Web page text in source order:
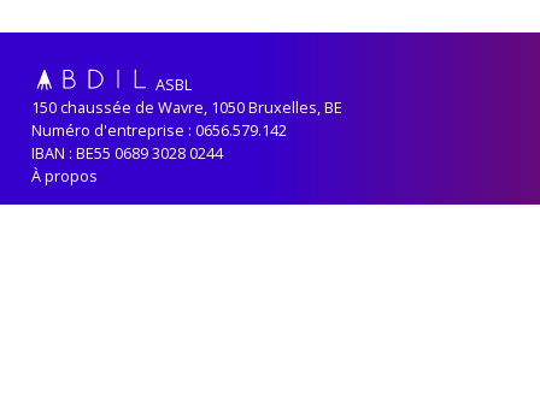
ASBL
150 chaussée de Wavre, 1050 Bruxelles, BE
Numéro d'entreprise : 0656.579.142
IBAN : BE55 0689 3028 0244
À propos
Adhérer